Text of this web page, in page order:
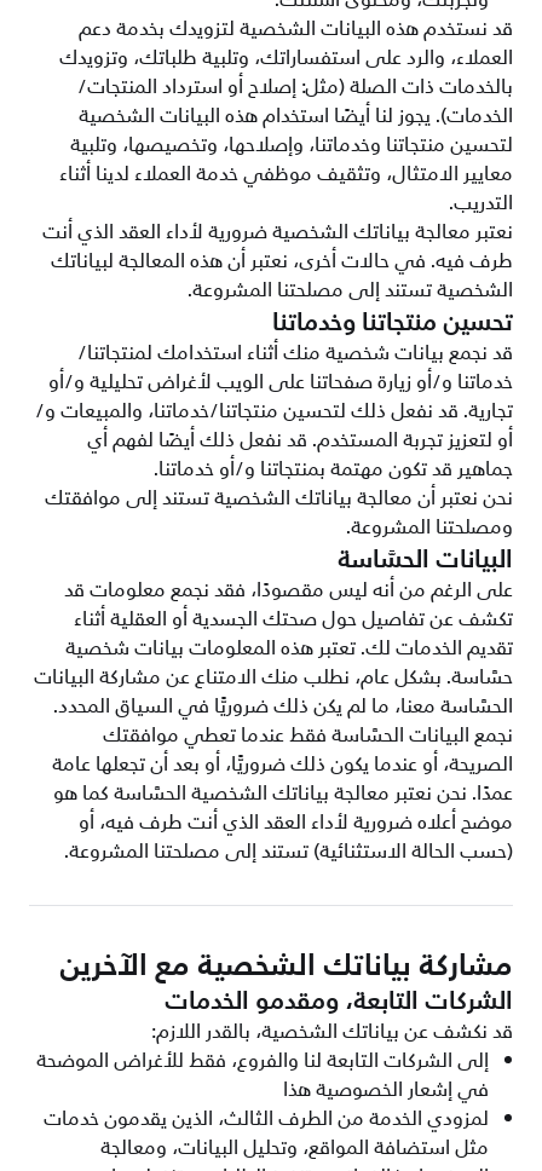
قد نستخدم هذه البيانات الشخصية لتزويدك بخدمة دعم
العملاء، والرد على استفساراتك، وتلبية طلباتك، وتزويدك
بالخدمات ذات الصلة (مثل: إصلاح أو استرداد المنتجات/
الخدمات). يجوز لنا أيضًا استخدام هذه البيانات الشخصية
لتحسين منتجاتنا وخدماتنا، وإصلاحها، وتخصيصها، وتلبية
معايير الامتثال، وتثقيف موظفي خدمة العملاء لدينا أثناء
التدريب.
نعتبر معالجة بياناتك الشخصية ضرورية لأداء العقد الذي أنت
طرف فيه. في حالات أخرى، نعتبر أن هذه المعالجة لبياناتك
الشخصية تستند إلى مصلحتنا المشروعة.
تحسين منتجاتنا وخدماتنا
قد نجمع بيانات شخصية منك أثناء استخدامك لمنتجاتنا/
خدماتنا و/أو زيارة صفحاتنا على الويب لأغراض تحليلية و/أو
تجارية. قد نفعل ذلك لتحسين منتجاتنا/خدماتنا، والمبيعات و/
أو لتعزيز تجربة المستخدم. قد نفعل ذلك أيضًا لفهم أي
جماهير قد تكون مهتمة بمنتجاتنا و/أو خدماتنا.
نحن نعتبر أن معالجة بياناتك الشخصية تستند إلى موافقتك
ومصلحتنا المشروعة.
البيانات الحسَّاسة
على الرغم من أنه ليس مقصودًا، فقد نجمع معلومات قد
تكشف عن تفاصيل حول صحتك الجسدية أو العقلية أثناء
تقديم الخدمات لك. تعتبر هذه المعلومات بيانات شخصية
حسَّاسة. بشكل عام، نطلب منك الامتناع عن مشاركة البيانات
الحسَّاسة معنا، ما لم يكن ذلك ضروريًّا في السياق المحدد.
نجمع البيانات الحسَّاسة فقط عندما تعطي موافقتك
الصريحة، أو عندما يكون ذلك ضروريًّا، أو بعد أن تجعلها عامة
عمدًا. نحن نعتبر معالجة بياناتك الشخصية الحسَّاسة كما هو
موضح أعلاه ضرورية لأداء العقد الذي أنت طرف فيه، أو
(حسب الحالة الاستثنائية) تستند إلى مصلحتنا المشروعة.
مشاركة بياناتك الشخصية مع الآخرين
الشركات التابعة، ومقدمو الخدمات
قد نكشف عن بياناتك الشخصية، بالقدر اللازم:
إلى الشركات التابعة لنا والفروع، فقط للأغراض الموضحة
في إشعار الخصوصية هذا
لمزودي الخدمة من الطرف الثالث، الذين يقدمون خدمات
مثل استضافة المواقع، وتحليل البيانات، ومعالجة